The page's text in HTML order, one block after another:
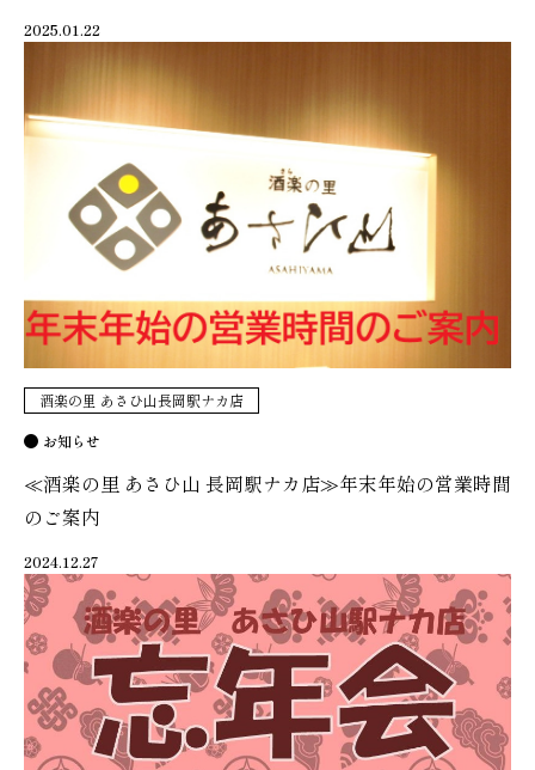
2025.01.22
酒楽の里 あさひ山長岡駅ナカ店
お知らせ
≪酒楽の里 あさひ山 長岡駅ナカ店≫年末年始の営業時間
のご案内
2024.12.27